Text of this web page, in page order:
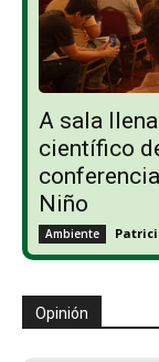
A sala
científico
Niño
Ambiente
Opinión